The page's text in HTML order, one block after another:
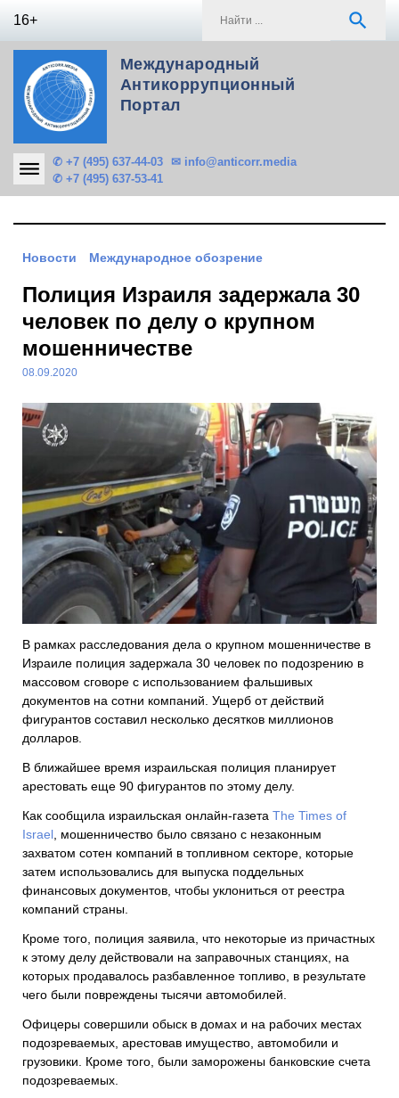
16+ search
Международный
Антикоррупционный
Портал
✆ +7 (495) 637-44-03
✆ +7 (495) 637-53-41
✉ info@anticorr.media
Новости Международное обозрение
Полиция Израиля задержала 30
человек по делу о крупном
мошенничестве
08.09.2020
В рамках расследования дела о крупном мошенничестве в
Израиле полиция задержала 30 человек по подозрению в
массовом сговоре с использованием фальшивых
документов на сотни компаний. Ущерб от действий
фигурантов составил несколько десятков миллионов
долларов.
В ближайшее время израильская полиция планирует
арестовать еще 90 фигурантов по этому делу.
Как сообщила израильская онлайн-газета The Times of
Israel, мошенничество было связано с незаконным
захватом сотен компаний в топливном секторе, которые
затем использовались для выпуска поддельных
финансовых документов, чтобы уклониться от реестра
компаний страны.
Кроме того, полиция заявила, что некоторые из причастных
к этому делу действовали на заправочных станциях, на
которых продавалось разбавленное топливо, в результате
чего были повреждены тысячи автомобилей.
Офицеры совершили обыск в домах и на рабочих местах
подозреваемых, арестовав имущество, автомобили и
грузовики. Кроме того, были заморожены банковские счета
подозреваемых.